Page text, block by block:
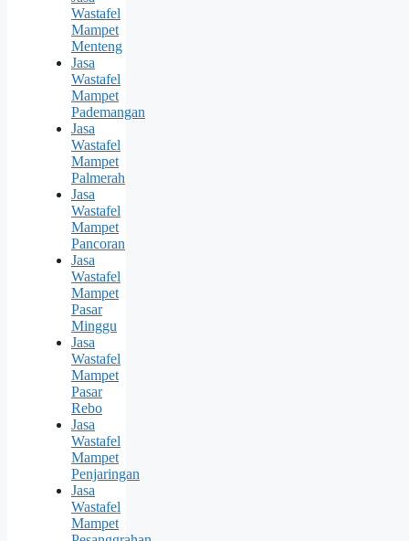
Wastafel
Mampet
Menteng
Jasa
Wastafel
Mampet
Pademangan
Jasa
Wastafel
Mampet
Palmerah
Jasa
Wastafel
Mampet
Pancoran
Jasa
Wastafel
Mampet
Pasar
Minggu
Jasa
Wastafel
Mampet
Pasar
Rebo
Jasa
Wastafel
Mampet
Penjaringan
Jasa
Wastafel
Mampet